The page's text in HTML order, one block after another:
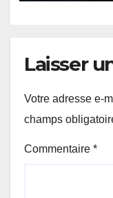
Laisser
Votre adresse e-
champs
Commentaire *